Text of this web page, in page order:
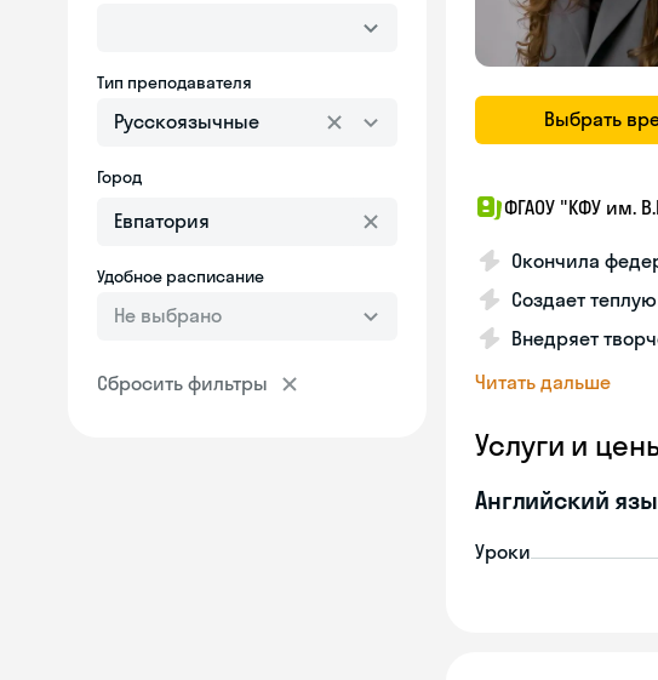
Тип преподавателя
Русскоязычные
Город
Удобное расписание
Не выбрано
Сбросить фильтры
Выбрать
ФГАОУ "КФУ им.
Окончила
Создает
Внедряет
Читать дальше
Услуги и
Английский
Уроки